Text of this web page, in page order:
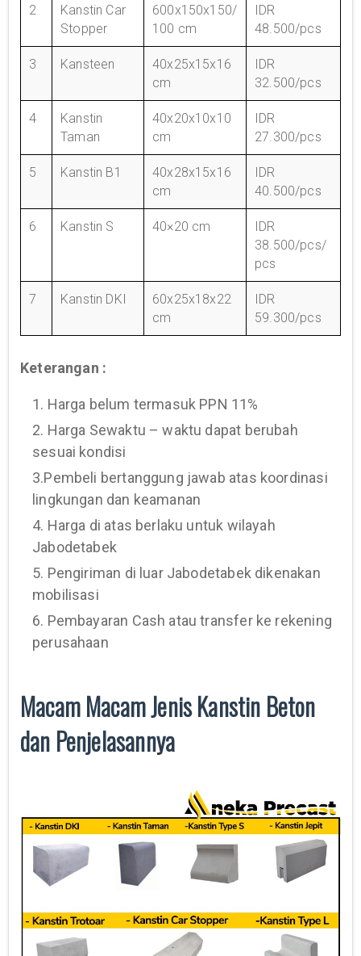
2
Kanstin Car
Stopper
600x150x150/
100 cm
IDR
48.500/pcs
3 Kansteen
40x25x15x16
cm
IDR
32.500/pcs
4
Kanstin
Taman
40x20x10x10
cm
IDR
27.300/pcs
5 Kanstin B1
40x28x15x16
cm
IDR
40.500/pcs
6 Kanstin S 40×20 cm
IDR
38.500/pcs/
pcs
7 Kanstin DKI
60x25x18x22
cm
IDR
59.300/pcs
Keterangan :
1. Harga belum termasuk PPN 11%
2. Harga Sewaktu – waktu dapat berubah
sesuai kondisi
3.Pembeli bertanggung jawab atas koordinasi
lingkungan dan keamanan
4. Harga di atas berlaku untuk wilayah
Jabodetabek
5. Pengiriman di luar Jabodetabek dikenakan
mobilisasi
6. Pembayaran Cash atau transfer ke rekening
perusahaan
Macam Macam Jenis Kanstin Beton
dan Penjelasannya